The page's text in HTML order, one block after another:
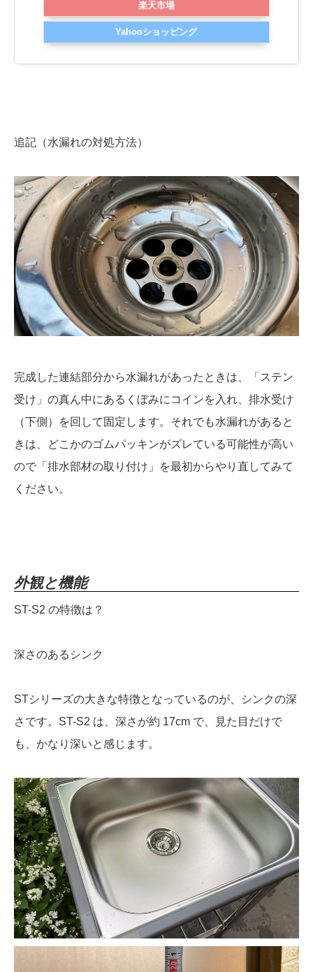
楽天市場
Yahooショッピング
追記（水漏れの対処方法）
完成した連結部分から水漏れがあったときは、「ステン
受け」の真ん中にあるくぼみにコインを入れ、排水受け
（下側）を回して固定します。それでも水漏れがあると
きは、どこかのゴムパッキンがズレている可能性が高い
ので「排水部材の取り付け」を最初からやり直してみて
ください。
外観と機能
ST-S2 の特徴は？
深さのあるシンク
STシリーズの大きな特徴となっているのが、シンクの深
さです。ST-S2 は、深さが約 17cm で、見た目だけで
も、かなり深いと感じます。